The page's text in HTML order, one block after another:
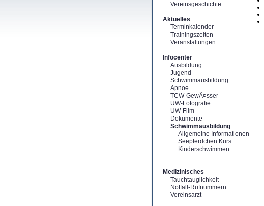
Vereinsgeschichte
Aktuelles
Terminkalender
Trainingszeiten
Veranstaltungen
Infocenter
Ausbildung
Jugend
Schwimmausbildung
Apnoe
TCW-GewÃ¤sser
UW-Fotografie
UW-Film
Dokumente
Schwimmausbildung
Allgemeine Informationen
Seepferdchen Kurs
Kinderschwimmen
Medizinisches
Tauchtauglichkeit
Notfall-Rufnummern
Vereinsarzt